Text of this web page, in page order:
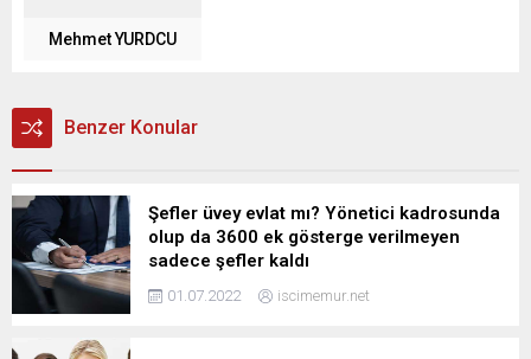
Mehmet YURDCU
Benzer Konular
Şefler üvey evlat mı? Yönetici kadrosunda
olup da 3600 ek gösterge verilmeyen
sadece şefler kaldı
01.07.2022 iscimemur.net